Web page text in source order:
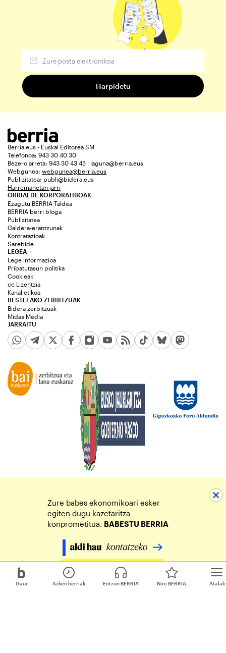
Gaur Atalak
Azken berriak Entzun BERRIA Nire BERRIA
Berria.eus - Euskal Editorea SM
Telefonoa: 943 30 40 30
Bezero arreta: 943 30 43 45 | laguna@berria.eus
Webgunea: webgunea@berria.eus
Publizitatea: publi@bidera.eus
Harremanetan jarri
ORRIALDE KORPORATIBOAK
Ezagutu BERRIA Taldea
BERRIA berri bloga
Publizitatea
Galdera-erantzunak
Kontratazioak
Sarebide
JARRAITU
LEGEA
Lege informazioa
Pribatutasun politika
Cookieak
cc Lizentzia
Kanal etikoa
BESTELAKO ZERBITZUAK
Bidera zerbitzuak
Midas Media
Zure babes ekonomikoari esker
egiten dugu kazetaritza
konprometitua. BABESTU BERRIA
Egin zure ekarpena